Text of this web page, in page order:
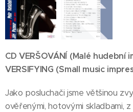
CD VERŠOVÁNÍ (Malé hudební
VERSIFYING (Small music
Jako posluchači jsme většinou
ověřenými, hotovými skladbami,